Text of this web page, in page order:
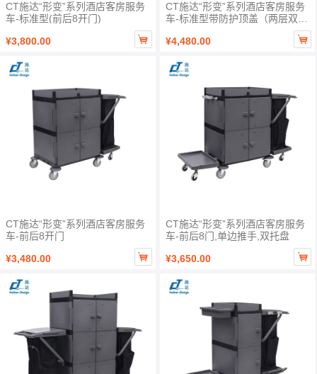
CT施达“形变”系列酒店客房服务
车-标准型(前后8开门)
¥3,800.00

CT施达“形变”系列酒店客房服务
车-标准型带防护顶盖（两层双边
¥4,480.00

CT施达“形变”系列酒店客房服务
车-前后8开门
¥3,480.00

CT施达“形变”系列酒店客房服务
车-前后8门,单边推手,双托盘
¥3,650.00
